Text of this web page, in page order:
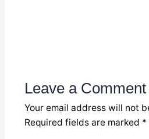
Leave a Comment
Your email address will not
Required fields are marked *